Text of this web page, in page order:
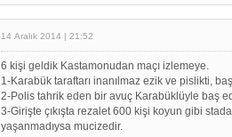
14 Aralık 2014 | 21:52
6 kişi geldik Kastamonudan maçı izlemeye.
1-Karabük taraftarı inanılmaz ezik ve pislikti,
2-Polis tahrik eden bir avuç Karabüklüyle baş
3-Girişte çıkışta rezalet 600 kişi koyun gibi
yaşanmadıysa mucizedir.